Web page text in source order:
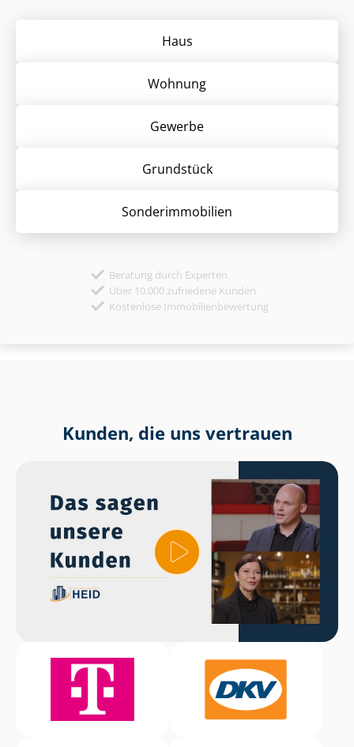
Haus
Wohnung
Gewerbe
Grund­stück
Sonder­immobilien
Beratung durch Experten
Über 10.000 zufriedene Kunden
Kostenlose Immobilienbewertung
Kunden, die uns vertrauen